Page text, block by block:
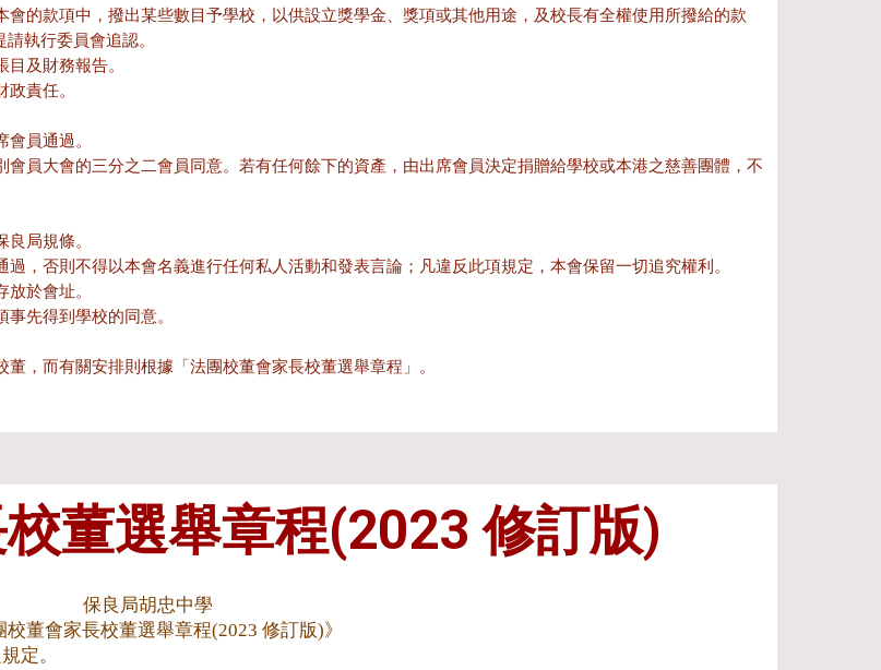
的款項中，撥出某些數目予學校，以供設立獎學金、獎項或其他用途，及校長有全權使用所撥給的款
執行委員會追認。
及財務報告。
責任。
員通過。
員大會的三分之二會員同意。若有任何餘下的資產，由出席會員決定捐贈給學校或本港之慈善團體，不
局規條。
，否則不得以本會名義進行任何私人活動和發表言論；凡違反此項規定，本會保留一切追究權利。
於會址。
先得到學校的同意。
，而有關安排則根據「法團校董會家長校董選舉章程」。
董選舉章程(2023 修訂版)
保良局胡忠中學
校董會家長校董選舉章程(2023 修訂版)》
定。